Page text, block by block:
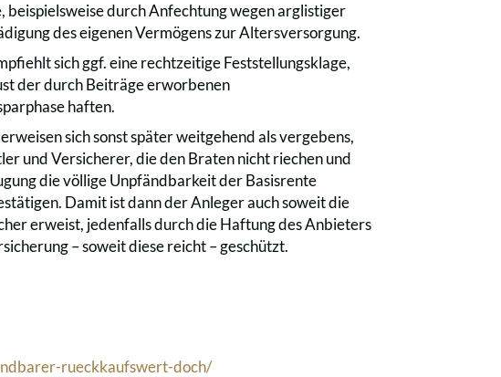
durch Anfechtung wegen arglistiger
des eigenen Vermögens zur Altersversorgung.
sich ggf. eine rechtzeitige Feststellungsklage,
der durch Beiträge erworbenen
haften.
sich sonst später weitgehend als vergebens,
und Versicherer, die den Braten nicht riechen und
die völlige Unpfändbarkeit der Basisrente
Damit ist dann der Anleger auch soweit die
erweist, jedenfalls durch die Haftung des Anbieters
– soweit diese reicht – geschützt.
rueckkaufswert-doch/